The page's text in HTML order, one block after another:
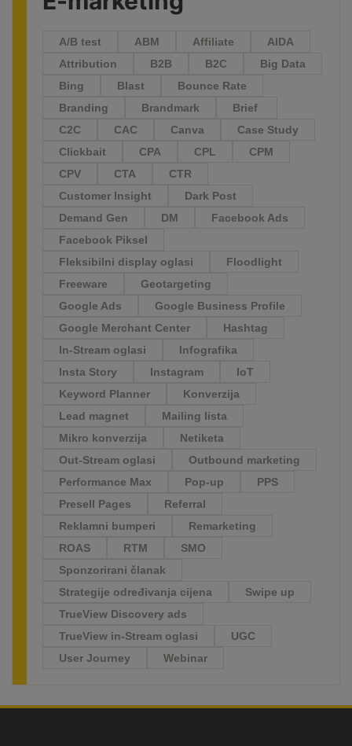
A/B test ABM Affiliate
AIDA
Attribution
B2B B2C
Big Data
Bing
Blast
Bounce Rate
Branding
Brandmark
Brief
C2C
CAC Canva
Case Study
Clickbait
CPA CPL
CPM
CPV
CTA
CTR
Customer Insight
Dark Post
Demand Gen
DM
Facebook Ads
Facebook Piksel
Fleksibilni display oglasi
Floodlight
Freeware
Geotargeting
Google Ads
Google Business Profile
Google Merchant Center
Hashtag
In-Stream oglasi
Infografika
Insta Story
Instagram
IoT
Keyword Planner
Konverzija
Lead magnet
Mailing lista
Mikro konverzija
Netiketa
Out-Stream oglasi
Outbound marketing
Performance Max
Pop-up
PPS
Presell Pages
Referral
Reklamni bumperi
Remarketing
ROAS
RTM
SMO
Sponzorirani članak
Strategije određivanja cijena
Swipe up
TrueView Discovery ads
TrueView in-Stream oglasi
UGC
User Journey
Webinar